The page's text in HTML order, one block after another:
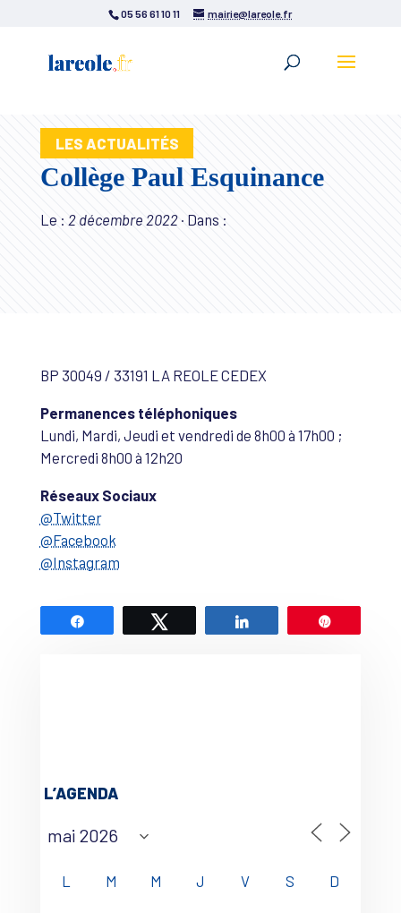
05 56 61 10 11 mairie@lareole.fr
LES ACTUALITÉS
Collège Paul Esquinance
Le : 2 décembre 2022· Dans :
BP 30049 / 33191 LA REOLE CEDEX
Permanences téléphoniques
Lundi, Mardi, Jeudi et vendredi de 8h00 à 17h00 ;
Mercredi 8h00 à 12h20
Réseaux Sociaux
@Twitter
@Facebook
@Instagram
L’AGENDA
L M M J V S D